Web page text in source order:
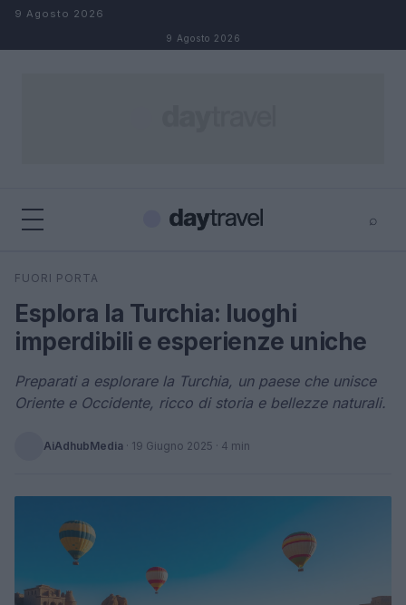
Salta al contenuto
9 Agosto 2026
9 Agosto 2026
⌕
Cerca
FUORI PORTA
Esplora la Turchia: luoghi
imperdibili e esperienze uniche
Preparati a esplorare la Turchia, un paese che unisce
Oriente e Occidente, ricco di storia e bellezze naturali.
AiAdhubMedia · 19 Giugno 2025 · 4 min